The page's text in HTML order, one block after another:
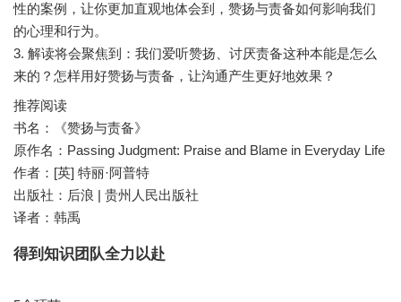
性的案例，让你更加直观地体会到，赞扬与责备如何影响我们
的心理和行为。
3. 解读将会聚焦到：我们爱听赞扬、讨厌责备这种本能是怎么
推荐阅读
书名：《赞扬与责备》
原作名：Passing Judgment: Praise and Blame in Everyday Life
作者：[英] 特丽·阿普特
出版社：后浪 | 贵州人民出版社
得到知识团队全力以赴